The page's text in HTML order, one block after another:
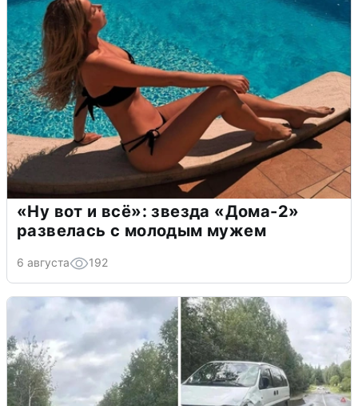
«Ну вот и всё»: звезда «Дома-2»
развелась с молодым мужем
6 августа 192